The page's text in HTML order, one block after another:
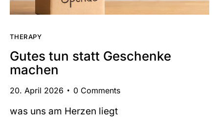
THERAPY
Gutes tun statt Geschenke
machen
20. April 2026 0 Comments
was uns am Herzen liegt